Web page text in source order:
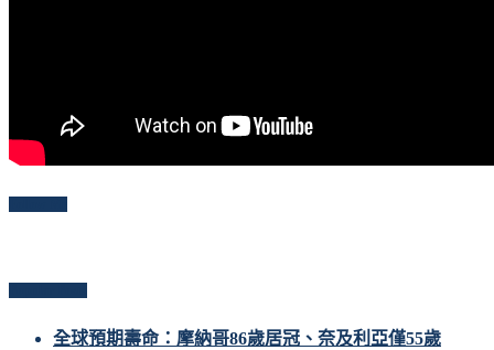
全球預期壽命：摩納哥86歲居冠、奈及利亞僅55歲